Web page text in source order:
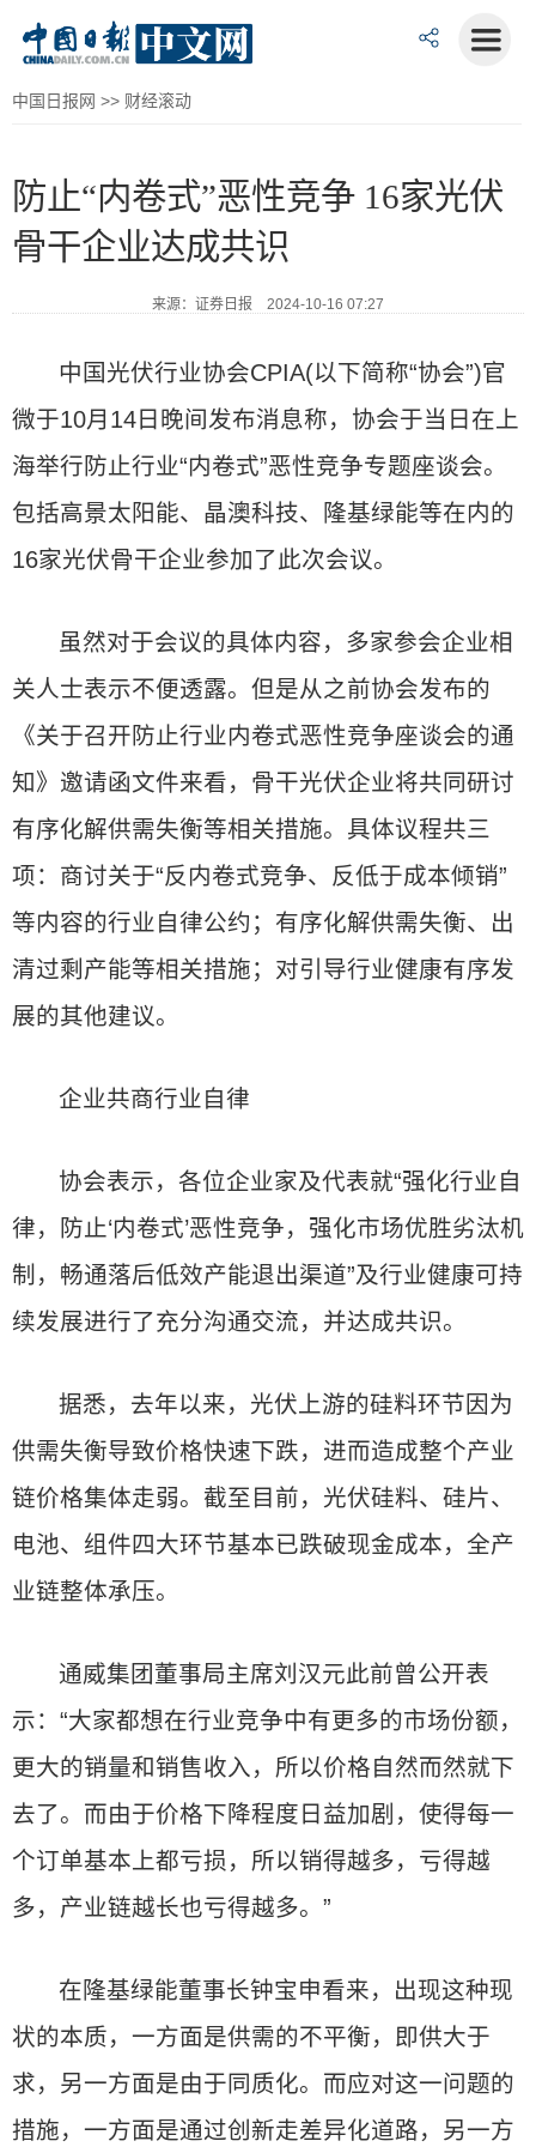
中国日报网 >> 财经滚动
防止“内卷式”恶性竞争 16家光伏
骨干企业达成共识
来源：证券日报 2024-10-16 07:27
中国光伏行业协会CPIA(以下简称“协会”)官
微于10月14日晚间发布消息称，协会于当日在上
海举行防止行业“内卷式”恶性竞争专题座谈会。
包括高景太阳能、晶澳科技、隆基绿能等在内的
16家光伏骨干企业参加了此次会议。
虽然对于会议的具体内容，多家参会企业相
关人士表示不便透露。但是从之前协会发布的
《关于召开防止行业内卷式恶性竞争座谈会的通
知》邀请函文件来看，骨干光伏企业将共同研讨
有序化解供需失衡等相关措施。具体议程共三
项：商讨关于“反内卷式竞争、反低于成本倾销”
等内容的行业自律公约；有序化解供需失衡、出
清过剩产能等相关措施；对引导行业健康有序发
展的其他建议。
企业共商行业自律
协会表示，各位企业家及代表就“强化行业自
律，防止‘内卷式’恶性竞争，强化市场优胜劣汰机
制，畅通落后低效产能退出渠道”及行业健康可持
续发展进行了充分沟通交流，并达成共识。
据悉，去年以来，光伏上游的硅料环节因为
供需失衡导致价格快速下跌，进而造成整个产业
链价格集体走弱。截至目前，光伏硅料、硅片、
电池、组件四大环节基本已跌破现金成本，全产
业链整体承压。
通威集团董事局主席刘汉元此前曾公开表
示：“大家都想在行业竞争中有更多的市场份额，
更大的销量和销售收入，所以价格自然而然就下
去了。而由于价格下降程度日益加剧，使得每一
个订单基本上都亏损，所以销得越多，亏得越
多，产业链越长也亏得越多。”
在隆基绿能董事长钟宝申看来，出现这种现
状的本质，一方面是供需的不平衡，即供大于
求，另一方面是由于同质化。而应对这一问题的
措施，一方面是通过创新走差异化道路，另一方